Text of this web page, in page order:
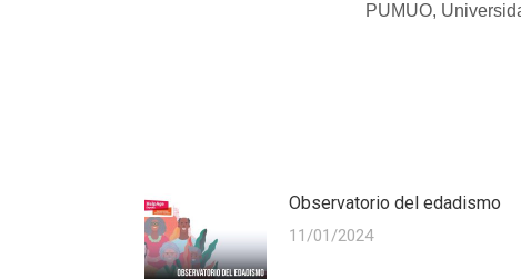
PUMUO,
Observatorio del edadismo
11/01/2024